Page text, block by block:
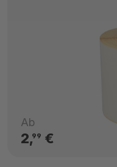
Ab
2,99 €